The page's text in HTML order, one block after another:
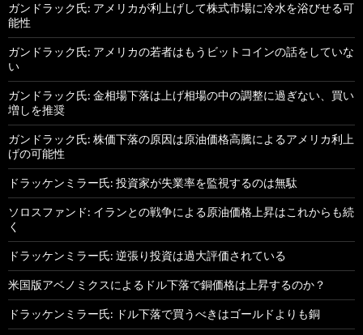
ガンドラック氏: アメリカが利上げして株式市場に冷水を浴びせる可
能性
ガンドラック氏: アメリカの若者はもうビットコインの話をしていな
い
ガンドラック氏: 金相場下落は上げ相場の中の調整に過ぎない、買い
増しを推奨
ガンドラック氏: 株価下落の原因は原油価格高騰によるアメリカ利上
げの可能性
ドラッケンミラー氏: 投資家が失業率を監視するのは無駄
ソロスファンド: イランとの戦争による原油価格上昇はこれからも続
く
ドラッケンミラー氏: 逆張り投資は過大評価されている
米国版アベノミクスによるドル下落で銅価格は上昇するのか？
ドラッケンミラー氏: ドル下落で買うべきはゴールドよりも銅